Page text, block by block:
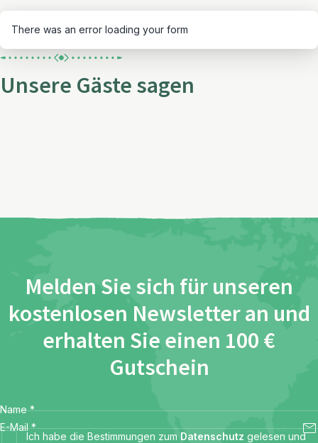
There was an error loading your form
Unsere Gäste sagen
Melden Sie sich für unseren
kostenlosen Newsletter an und
erhalten Sie einen 100 €
Gutschein
Name *
E-Mail *
Ich habe die Bestimmungen zum Datenschutz gelesen und